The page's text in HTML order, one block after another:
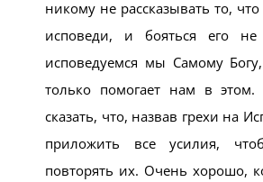
никому не рассказывать то,
исповеди, и бояться его
исповедуемся мы Самому
только помогает нам в
сказать, что, назвав грехи на
приложить все усилия,
повторять их. Очень хорошо,